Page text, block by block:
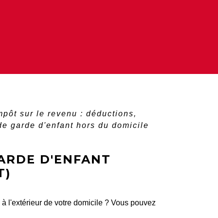
sur le revenu : déductions,
garde d'enfant hors du domicile
D'ENFANT
l'extérieur de votre domicile ? Vous pouvez